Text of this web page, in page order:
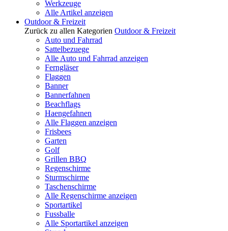
Werkzeuge
Alle Artikel anzeigen
Outdoor & Freizeit
Zurück zu allen Kategorien Outdoor & Freizeit
Auto und Fahrrad
Sattelbezuege
Alle Auto und Fahrrad anzeigen
Ferngläser
Flaggen
Banner
Bannerfahnen
Beachflags
Haengefahnen
Alle Flaggen anzeigen
Frisbees
Garten
Golf
Grillen BBQ
Regenschirme
Sturmschirme
Taschenschirme
Alle Regenschirme anzeigen
Sportartikel
Fussballe
Alle Sportartikel anzeigen